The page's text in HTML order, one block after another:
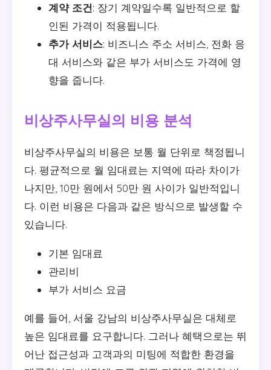
계약 조건: 장기 계약일수록 일반적으로 할
인된 가격이 적용됩니다.
추가 서비스: 비즈니스 주소 서비스, 전화 응
대 서비스와 같은 부가 서비스도 가격에 영
향을 줍니다.
비상주사무실의 비용 분석
비상주사무실의 비용은 보통 월 단위로 책정됩니
다. 평균적으로 월 임대료는 지역에 따라 차이가
나지만, 10만 원에서 50만 원 사이가 일반적입니
다. 이런 비용은 다음과 같은 방식으로 발생할 수
있습니다.
기본 임대료
관리비
부가 서비스 요금
예를 들어, 서울 강남의 비상주사무실은 대체로
높은 임대료를 요구합니다. 그러나 혜택으로는 뛰
어난 접근성과 고객과의 미팅에 적합한 환경을